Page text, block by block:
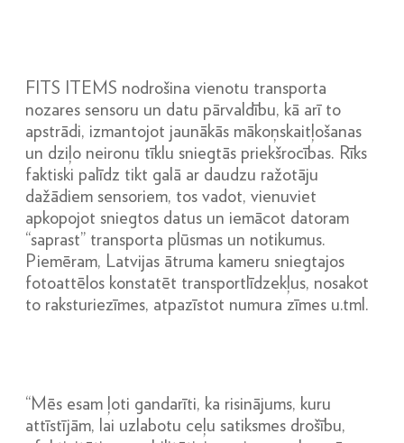
FITS ITEMS nodrošina vienotu transporta
nozares sensoru un datu pārvaldību, kā arī to
apstrādi, izmantojot jaunākās mākoņskaitļošanas
un dziļo neironu tīklu sniegtās priekšrocības. Rīks
faktiski palīdz tikt galā ar daudzu ražotāju
dažādiem sensoriem, tos vadot, vienuviet
apkopojot sniegtos datus un iemācot datoram
“saprast” transporta plūsmas un notikumus.
Piemēram, Latvijas ātruma kameru sniegtajos
fotoattēlos konstatēt transportlīdzekļus, nosakot
to raksturiezīmes, atpazīstot numura zīmes u.tml.
“Mēs esam ļoti gandarīti, ka risinājums, kuru
attīstījām, lai uzlabotu ceļu satiksmes drošību,